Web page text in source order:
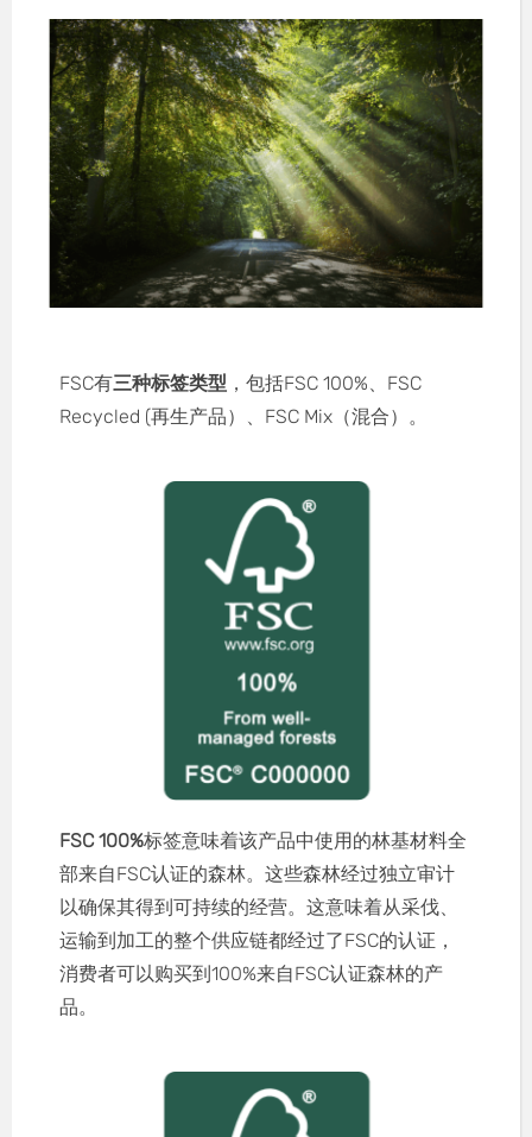
FSC有三种标签类型 ，包括FSC 100%、FSC
Recycled (再生产品）、FSC Mix（混合）。
FSC 100%标签意味着该产品中使用的林基材料全
部来自FSC认证的森林。这些森林经过独立审计
以确保其得到可持续的经营。这意味着从采伐、
运输到加工的整个供应链都经过了FSC的认证，
消费者可以购买到100%来自FSC认证森林的产
品。